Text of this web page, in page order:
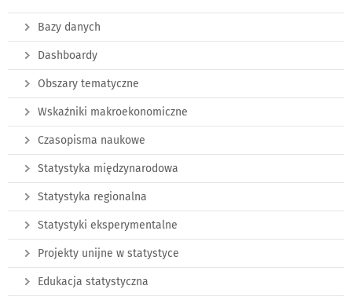
Bazy danych
Dashboardy
Obszary tematyczne
Wskaźniki makroekonomiczne
Czasopisma naukowe
Statystyka międzynarodowa
Statystyka regionalna
Statystyki eksperymentalne
Projekty unijne w statystyce
Edukacja statystyczna